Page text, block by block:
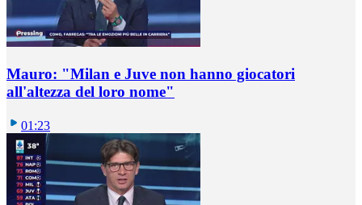
Mauro: "Milan e Juve non hanno giocatori
all'altezza del loro nome"
01:23